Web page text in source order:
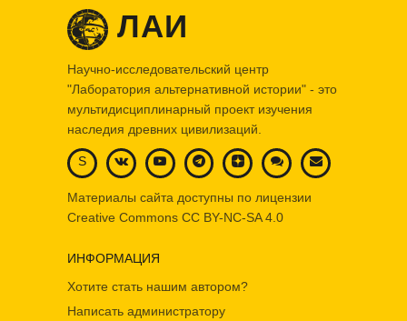
ЛАИ
Научно-исследовательский центр
"Лаборатория альтернативной истории" - это
мультидисциплинарный проект изучения
наследия древних цивилизаций.
S
Материалы сайта доступны по лицензии
Creative Commons CC BY-NC-SA 4.0
ИНФОРМАЦИЯ
Хотите стать нашим автором?
Написать администратору